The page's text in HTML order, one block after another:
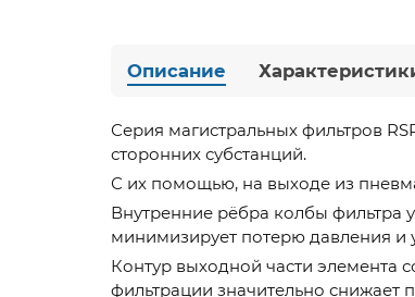
Описание
Серия магистральных фильтров
сторонних субстанций.
С их помощью, на выходе из
Внутренние рёбра колбы фильтра
минимизирует потерю давления и
Контур выходной части элемента
фильтрации значительно снижает